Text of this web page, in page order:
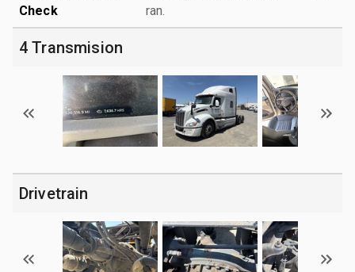
Check
ran.
4 Transmision
Drivetrain